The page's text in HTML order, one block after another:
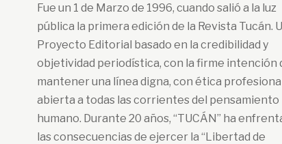
Fue un 1 de Marzo de 1996, cuando salió a la luz
pública la primera edición de la Revista Tucán.
Proyecto Editorial basado en la credibilidad y
objetividad periodística, con la firme intención
mantener una línea digna, con ética
abierta a todas las corrientes del pensamiento
humano. Durante 20 años, “TUCÁN” ha
las consecuencias de ejercer la “Libertad de